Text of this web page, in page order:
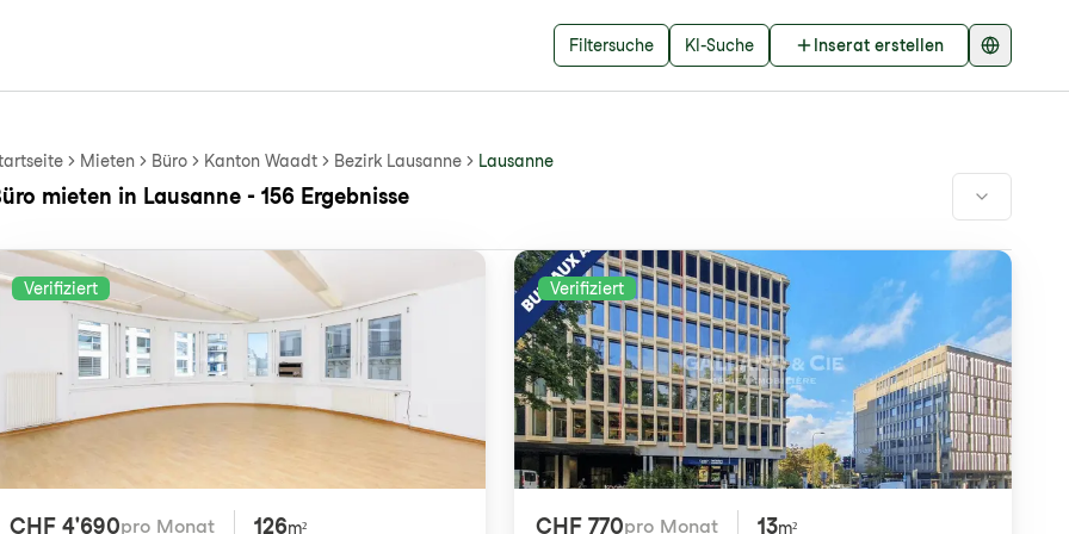
Filtersuche KI-Suche Inserat erstellen
Mieten Büro Kanton Waadt Bezirk Lausanne Lausanne
mieten in Lausanne - 156 Ergebnisse
Verifiziert
CHF 4'690pro Monat 126m²
Verifiziert
CHF 770pro Monat 13m²